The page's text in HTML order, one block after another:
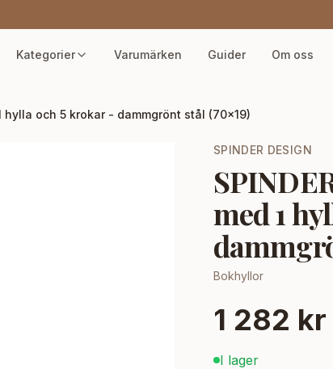
Kategorier Varumärken Guider Om oss
hylla och 5 krokar - dammgrönt stål (70x19)
SPINDER DESIGN
med 1
Bokhyllor
1 282 kr
I lager